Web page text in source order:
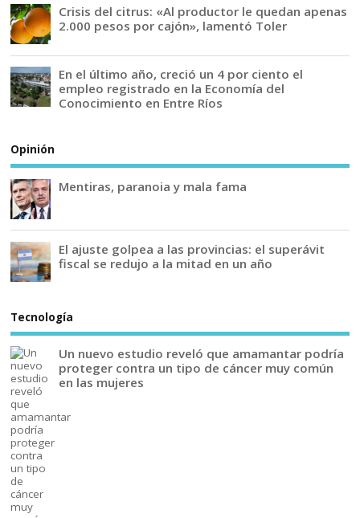
Crisis del citrus: «Al productor le quedan apenas
2.000 pesos por cajón», lamentó Toler
En el último año, creció un 4 por ciento el
empleo registrado en la Economía del
Conocimiento en Entre Ríos
Opinión
Mentiras, paranoia y mala fama
El ajuste golpea a las provincias: el superávit
fiscal se redujo a la mitad en un año
Tecnología
Un nuevo estudio reveló que amamantar podría
proteger contra un tipo de cáncer muy común
en las mujeres